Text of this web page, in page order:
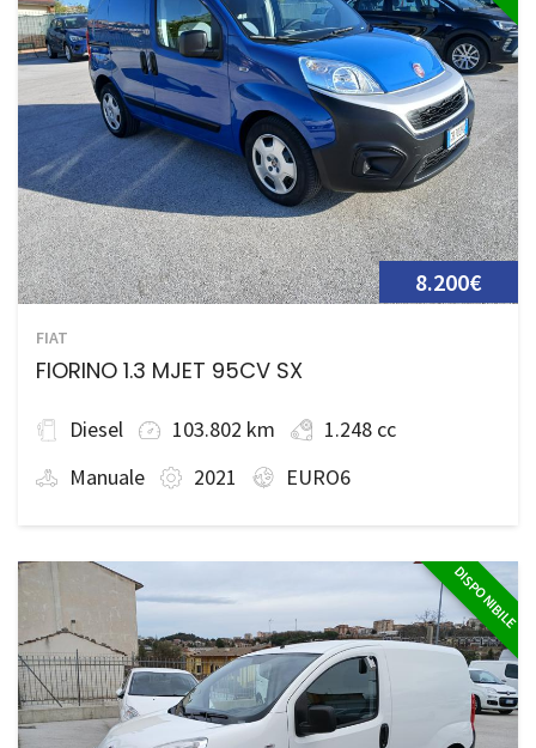
8.200€
FIAT
FIORINO 1.3 MJET 95CV SX
Diesel 103.802 km
1.248 cc
Manuale
2021 EURO6
DISPONIBILE